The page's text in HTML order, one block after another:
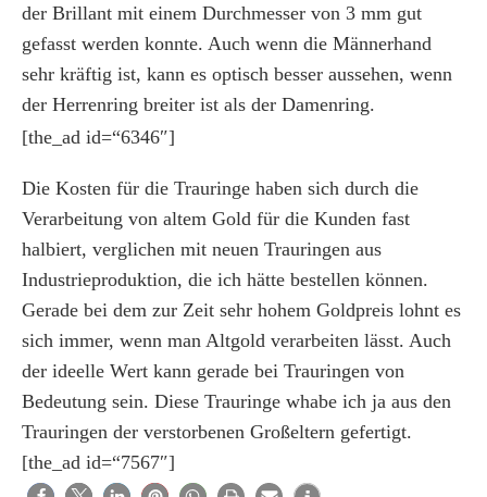
der Brillant mit einem Durchmesser von 3 mm gut
gefasst werden konnte. Auch wenn die Männerhand
sehr kräftig ist, kann es optisch besser aussehen, wenn
der Herrenring breiter ist als der Damenring.
[the_ad id=“6346″]
Die Kosten für die Trauringe haben sich durch die
Verarbeitung von altem Gold für die Kunden fast
halbiert, verglichen mit neuen Trauringen aus
Industrieproduktion, die ich hätte bestellen können.
Gerade bei dem zur Zeit sehr hohem Goldpreis lohnt es
sich immer, wenn man Altgold verarbeiten lässt. Auch
der ideelle Wert kann gerade bei Trauringen von
Bedeutung sein. Diese Trauringe whabe ich ja aus den
Trauringen der verstorbenen Großeltern gefertigt.
[the_ad id=“7567″]